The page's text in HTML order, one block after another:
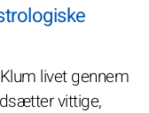
livet gennem
vittige,